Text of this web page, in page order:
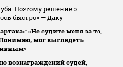
Поэтому решение о
быстро» — Даку
«Не судите меня за то,
мог выглядеть
вознаграждений судей,